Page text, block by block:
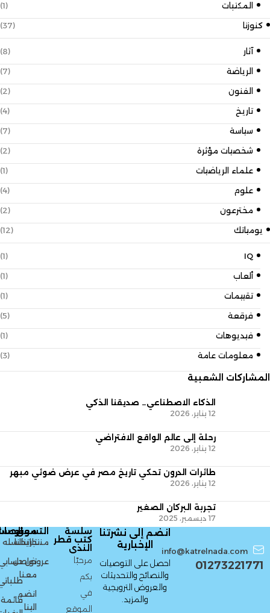
المكتبات (1)
كنوزنا (37)
آثار (8)
الرياضة (7)
الفنون (2)
تاريخ (4)
سياسة (7)
شخصيات مؤثرة (2)
علماء الرياضيات (1)
علوم (4)
مخترعون (2)
يومياتك (12)
IQ
(1)
ألعاب (1)
تقييمات (1)
فرقعة (5)
فيديوهات (1)
معلومات عامة (3)
المشاركات الشعبية
الذكاء الاصطناعي… صديقنا الذكي
12 يناير، 2026
رحلة إلى عالم الواقع الافتراضي
12 يناير، 2026
طائرات الدرون تحكي تاريخ مصر في عرض ضوئي مبهر
12 يناير، 2026
تجربة البركان الصغير
17 ديسمبر، 2025
انضم إلى نشرتنا
الإخبارية
احصل على التوصيات
والنصائح والتحديثات
والعروض الترويجية
والمزيد.
info@katrelnada.com
01273221771
سلسة
كتب قطر
الندى
مرحبًا
بكم
في
الموقع
التسوق
منتجاتنا
عروض
تاريخنا
تواصل
معنا
انضم
الينا
السله
قائمة